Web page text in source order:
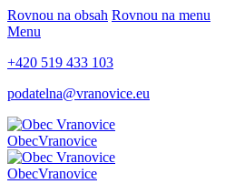
Rovnou na obsah Rovnou na menu
Menu
+420 519 433 103
podatelna@vranovice.eu
ObecVranovice
ObecVranovice